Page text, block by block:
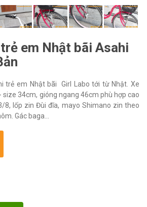
em Nhật bãi Asahi
trẻ em Nhật bãi Girl Labo tới từ Nhật. Xe
size 34cm, gióng ngang 46cm phù hợp cao
8, lốp zin Đùi đĩa, mayo Shimano zin theo
Gác baga...